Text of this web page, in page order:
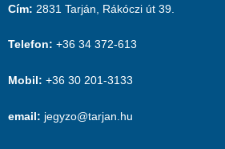
Cím: 2831 Tarján, Rákóczi út 39.
Telefon: +36 34 372-613
Mobil:+36 30 201-3133
email: jegyzo@tarjan.hu